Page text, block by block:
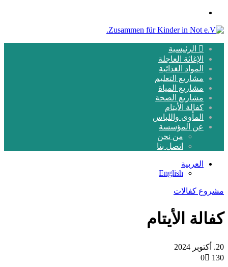
الرئيسية
الإغاثة العاجلة
المواد الغذائية
مشاريع التعليم
مشاريع المياة
مشاريع الصحة
كفالة الأيتام
المأوى واللباس
عن المؤسسة
من نحن
اتصل بنا
العربية
English
مشروع كفالات
كفالة الأيتام
20. أكتوبر 2024
0
130